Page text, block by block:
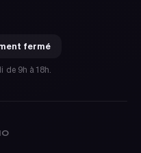
fermé
de 9h à 18h.